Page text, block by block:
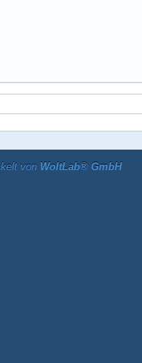
von WoltLab® GmbH